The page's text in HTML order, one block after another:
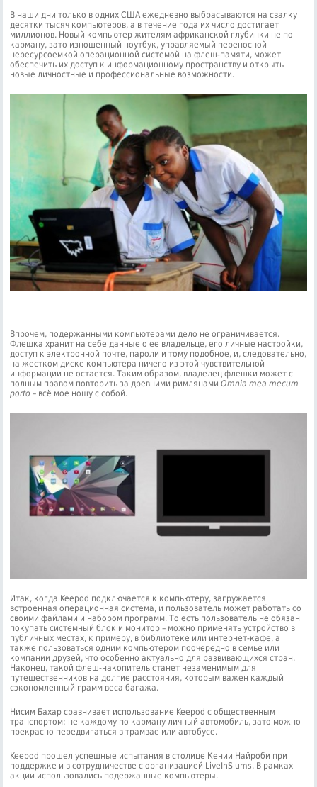
В наши дни только в одних США ежедневно выбрасываются на свалку
десятки тысяч компьютеров, а в течение года их число достигает
миллионов. Новый компьютер жителям африканской глубинки не по
карману, зато изношенный ноутбук, управляемый переносной
нересурсоемкой операционной системой на флеш-памяти, может
обеспечить их доступ к информационному пространству и открыть
новые личностные и профессиональные возможности.
Впрочем, подержанными компьютерами дело не ограничивается.
Флешка хранит на себе данные о ее владельце, его личные настройки,
доступ к электронной почте, пароли и тому подобное, и, следовательно,
на жестком диске компьютера ничего из этой чувствительной
информации не остается. Таким образом, владелец флешки может с
полным правом повторить за древними римлянамиOmnia mea mecum
porto – всё мое ношу с собой.
Итак, когда Keepod подключается к компьютеру, загружается
встроенная операционная система, и пользователь может работать со
своими файлами и набором программ. То есть пользователь не обязан
покупать системный блок и монитор – можно применять устройство в
публичных местах, к примеру, в библиотеке или интернет-кафе, а
также пользоваться одним компьютером поочередно в семье или
компании друзей, что особенно актуально для развивающихся стран.
Наконец, такой флеш-накопитель станет незаменимым для
путешественников на долгие расстояния, которым важен каждый
сэкономленный грамм веса багажа.
Нисим Бахар сравнивает использование Keepod с общественным
транспортом: не каждому по карману личный автомобиль, зато можно
прекрасно передвигаться в трамвае или автобусе.
Keepod прошел успешные испытания в столице Кении Найроби при
поддержке и в сотрудничестве с организацией LiveInSlums. В рамках
акции использовались подержанные компьютеры.